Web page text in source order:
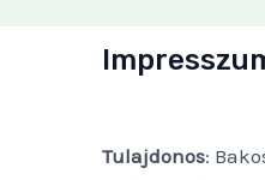
Tulajdonos: